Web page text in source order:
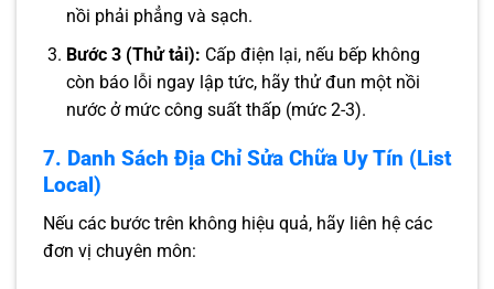
nồi phải phẳng và sạch.
Bước 3 (Thử tải): Cấp điện lại, nếu bếp không
còn báo lỗi ngay lập tức, hãy thử đun một nồi
nước ở mức công suất thấp (mức 2-3).
7. Danh Sách Địa Chỉ Sửa Chữa Uy Tín (List
Local)
Nếu các bước trên không hiệu quả, hãy liên hệ các
đơn vị chuyên môn: